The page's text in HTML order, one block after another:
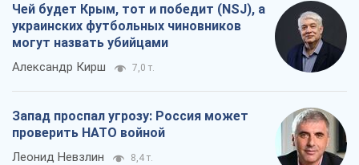
Чей будет Крым, тот и победит (NSJ), а
украинских футбольных чиновников
могут назвать убийцами
Александр Кирш 7,0 т.
Запад проспал угрозу: Россия может
проверить НАТО войной
Леонид Невзлин 8,4 т.